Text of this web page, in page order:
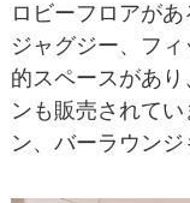
ロビーフロアがあ
ジャグジー、フ
的スペースがあ
ンも販売されて
ン、バーラウンジ